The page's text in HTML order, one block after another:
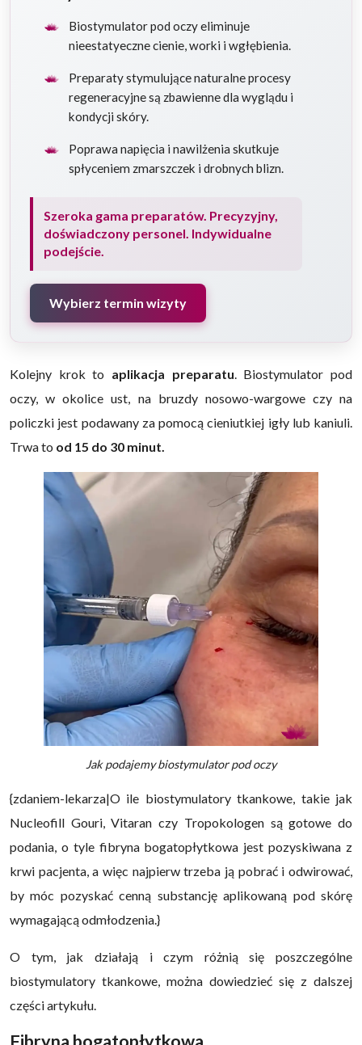
Biostymulator pod oczy eliminuje
nieestatyeczne cienie, worki i wgłębienia.
Preparaty stymulujące naturalne procesy
regeneracyjne są zbawienne dla wyglądu i
kondycji skóry.
Poprawa napięcia i nawilżenia skutkuje
spłyceniem zmarszczek i drobnych blizn.
Szeroka gama preparatów. Precyzyjny,
doświadczony personel. Indywidualne
podejście.
Wybierz termin wizyty
Kolejny krok to aplikacja preparatu. Biostymulator pod
oczy, w okolice ust, na bruzdy nosowo-wargowe czy na
policzki jest podawany za pomocą cieniutkiej igły lub kaniuli.
Trwa to od 15 do 30 minut.
Jak podajemy biostymulator pod oczy
{zdaniem-lekarza|O ile biostymulatory tkankowe, takie jak
Nucleofill Gouri, Vitaran czy Tropokologen są gotowe do
podania, o tyle fibryna bogatopłytkowa jest pozyskiwana z
krwi pacjenta, a więc najpierw trzeba ją pobrać i odwirować,
by móc pozyskać cenną substancję aplikowaną pod skórę
wymagającą odmłodzenia.}
O tym, jak działają i czym różnią się poszczególne
biostymulatory tkankowe, można dowiedzieć się z dalszej
części artykułu.